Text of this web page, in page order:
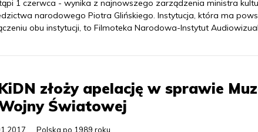
1 czerwca - wynika z najnowszego zarządzenia ministra
narodowego Piotra Glińskiego. Instytucja, która ma
obu instytucji, to Filmoteka Narodowa-Instytut
złoży apelację w sprawie
Światowej
Polska po 1989 roku